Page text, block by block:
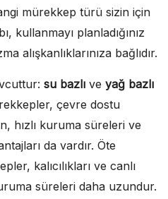
mürekkep türü sizin için
kullanmayı planladığınız
alışkanlıklarınıza bağlıdır.
su bazlı ve yağ bazlı
çevre dostu
hızlı kuruma süreleri ve
da vardır. Öte
kalıcılıkları ve canlı
süreleri daha uzundur.